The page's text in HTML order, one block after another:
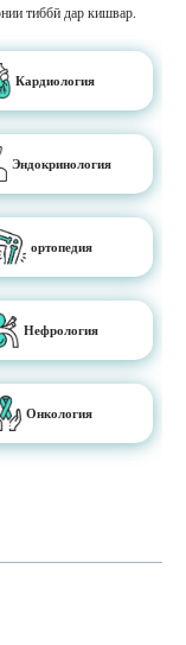
тиббӣ дар кишвар.
Кардиология
Эндокринология
ортопедия
Нефрология
Онкология